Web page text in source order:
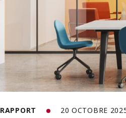
RAPPORT 20 OCTOBRE